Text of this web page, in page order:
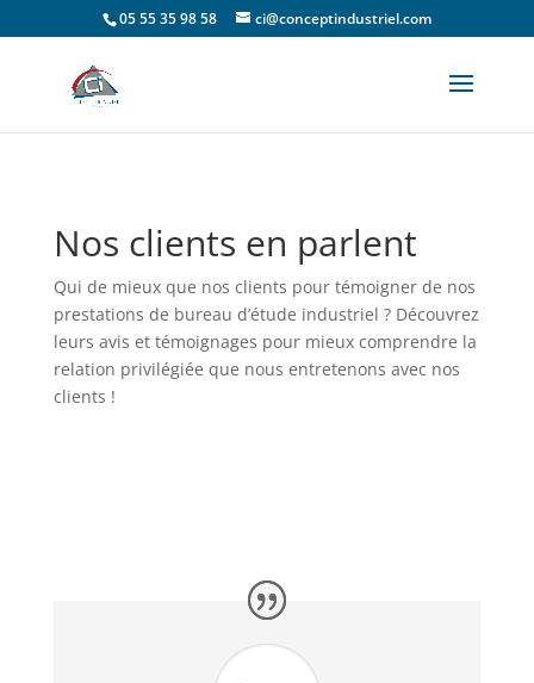
05 55 35 98 58 ci@conceptindustriel.com
Nos clients en parlent
Qui de mieux que nos clients pour témoigner de nos
prestations de bureau d’étude industriel ? Découvrez
leurs avis et témoignages pour mieux comprendre la
relation privilégiée que nous entretenons avec nos
clients !